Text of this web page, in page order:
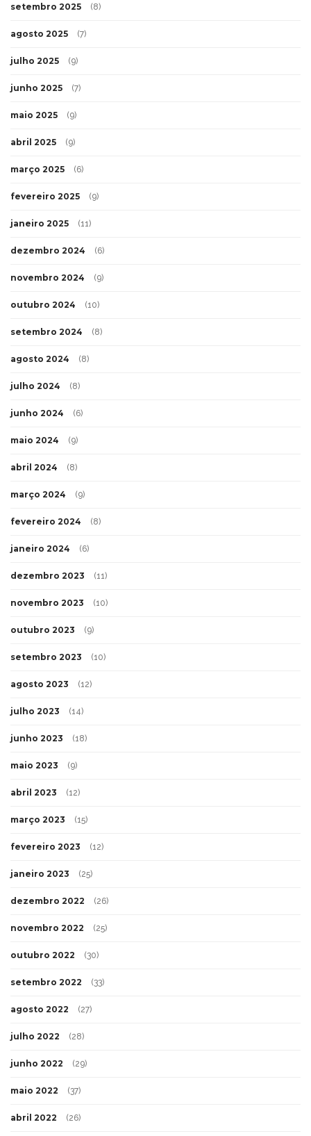
setembro 2025 (8)
agosto 2025 (7)
julho 2025 (9)
junho 2025 (7)
maio 2025 (9)
abril 2025 (9)
março 2025 (6)
fevereiro 2025 (9)
janeiro 2025 (11)
dezembro 2024 (6)
novembro 2024 (9)
outubro 2024 (10)
setembro 2024 (8)
agosto 2024 (8)
julho 2024 (8)
junho 2024 (6)
maio 2024 (9)
abril 2024 (8)
março 2024 (9)
fevereiro 2024 (8)
janeiro 2024 (6)
dezembro 2023 (11)
novembro 2023 (10)
outubro 2023 (9)
setembro 2023 (10)
agosto 2023 (12)
julho 2023 (14)
junho 2023 (18)
maio 2023 (9)
abril 2023 (12)
março 2023 (15)
fevereiro 2023 (12)
janeiro 2023 (25)
dezembro 2022 (26)
novembro 2022 (25)
outubro 2022 (30)
setembro 2022 (33)
agosto 2022 (27)
julho 2022 (28)
junho 2022 (29)
maio 2022 (37)
abril 2022 (26)